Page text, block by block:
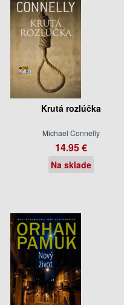
Krutá rozlúčka
Michael Connelly
14.95 €
Na sklade